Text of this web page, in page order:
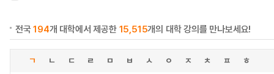
전국194개 대학에서 제공한 15,515개의 대학 강의를 만나보세요!
ㄱ ㄴ ㄷ ㄹ ㅁ ㅂ ㅅ ㅇ ㅈ ㅊ ㅍ ㅎ